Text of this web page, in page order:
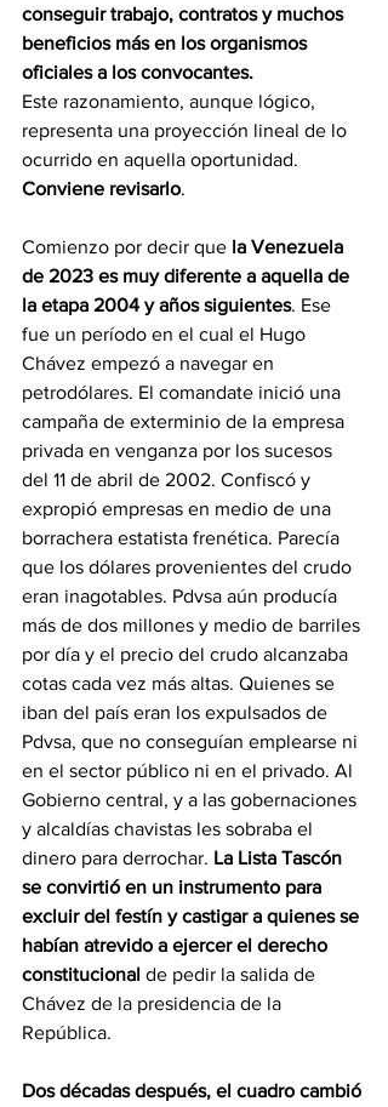
conseguir trabajo, contratos y muchos
beneficios más en los organismos
oficiales a los convocantes.
Este razonamiento, aunque lógico,
representa una proyección lineal de lo
ocurrido en aquella oportunidad.
Conviene revisarlo.
Comienzo por decir que la Venezuela
de 2023 es muy diferente a aquella de
la etapa 2004 y años siguientes. Ese
fue un período en el cual el Hugo
Chávez empezó a navegar en
petrodólares. El comandate inició una
campaña de exterminio de la empresa
privada en venganza por los sucesos
del 11 de abril de 2002. Confiscó y
expropió empresas en medio de una
borrachera estatista frenética. Parecía
que los dólares provenientes del crudo
eran inagotables. Pdvsa aún producía
más de dos millones y medio de barriles
por día y el precio del crudo alcanzaba
cotas cada vez más altas. Quienes se
iban del país eran los expulsados de
Pdvsa, que no conseguían emplearse ni
en el sector público ni en el privado. Al
Gobierno central, y a las gobernaciones
y alcaldías chavistas les sobraba el
dinero para derrochar. La Lista Tascón
se convirtió en un instrumento para
excluir del festín y castigar a quienes se
habían atrevido a ejercer el derecho
constitucional de pedir la salida de
Chávez de la presidencia de la
República.
Dos décadas después, el cuadro cambió